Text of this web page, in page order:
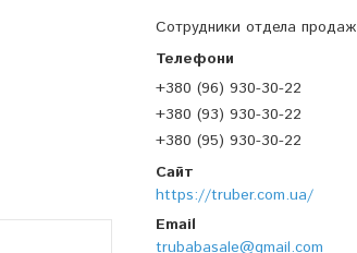
Сотрудники отдела продаж
+380 (96) 930-30-22
+380 (93) 930-30-22
+380 (95) 930-30-22
https://truber.com.ua/
trubabasale@gmail.com